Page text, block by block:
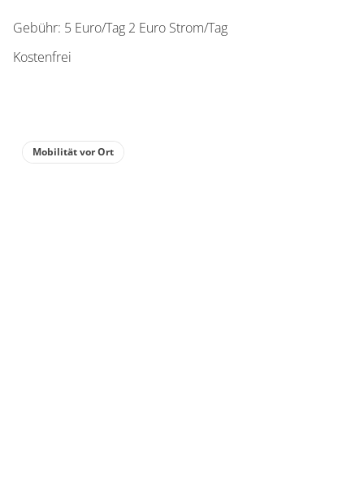
Gebühr: 5 Euro/Tag 2 Euro Strom/Tag
Kostenfrei
Mobilität vor Ort